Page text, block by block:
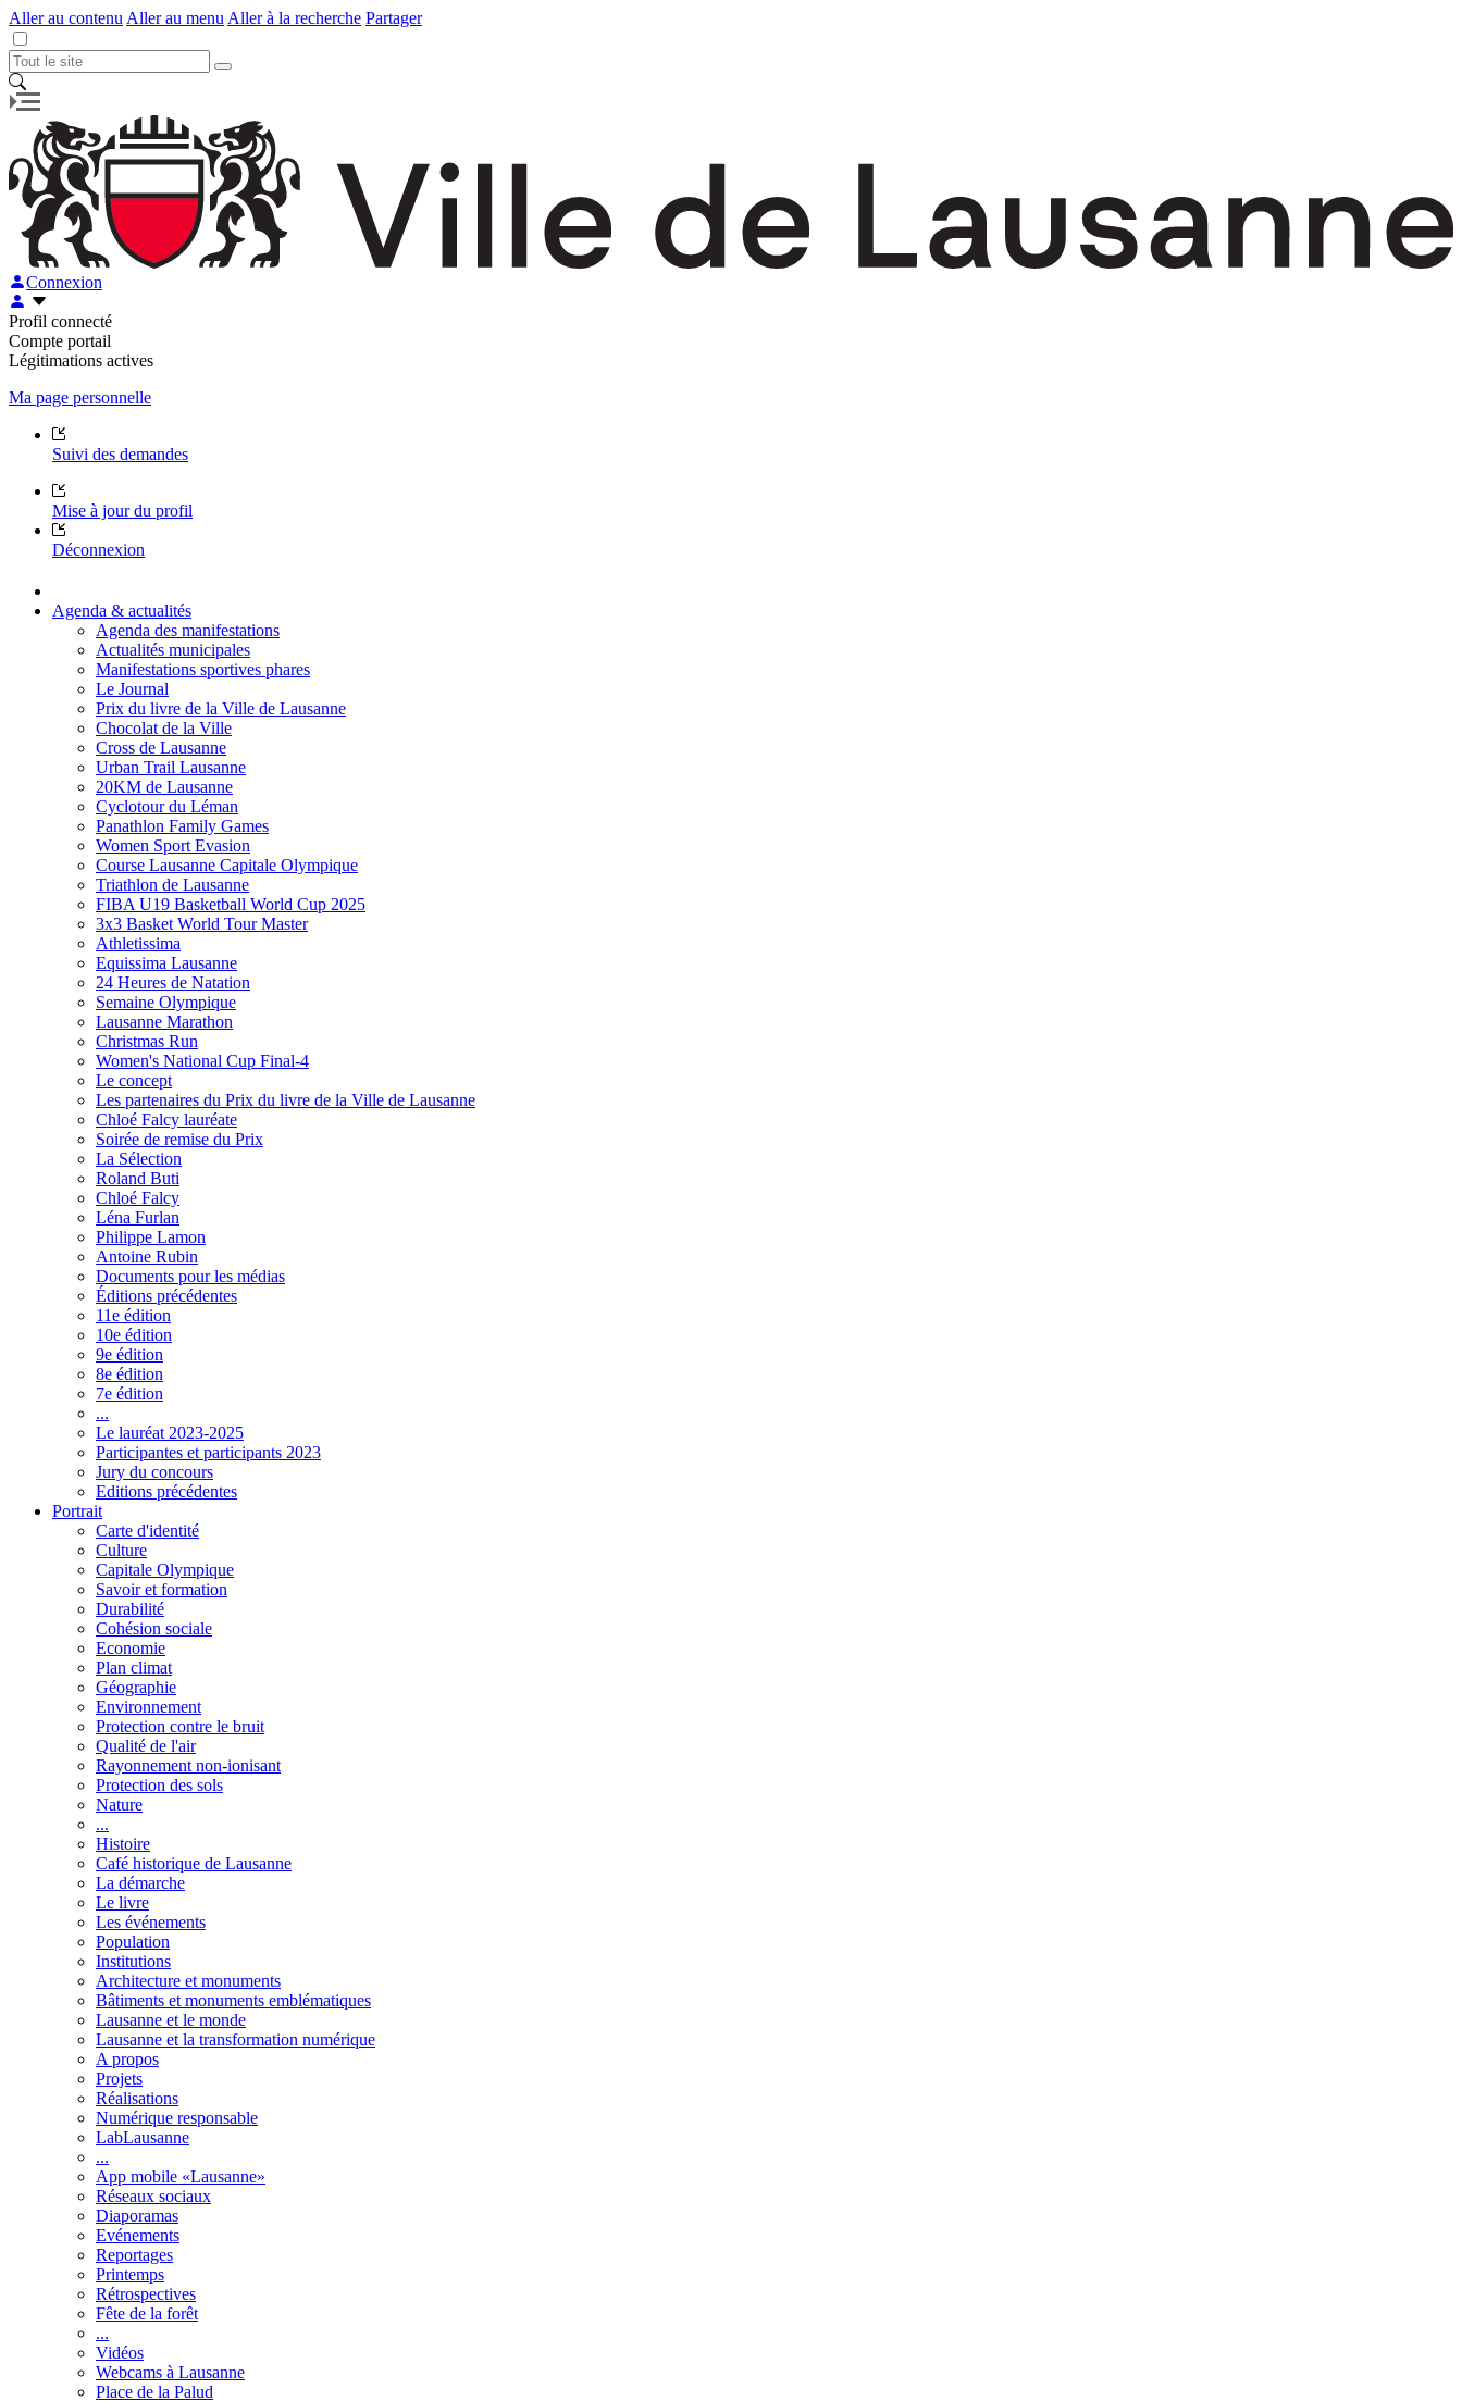
Aller au contenu Aller au menu Aller à la recherche Partager
Connexion
Profil connecté
Compte portail
Légitimations actives
Ma page personnelle
Suivi des demandes
Mise à jour du profil
Déconnexion
Agenda & actualités
Agenda des manifestations
Actualités municipales
Manifestations sportives phares
Le Journal
Prix du livre de la Ville de Lausanne
Chocolat de la Ville
Cross de Lausanne
Urban Trail Lausanne
20KM de Lausanne
Cyclotour du Léman
Panathlon Family Games
Women Sport Evasion
Course Lausanne Capitale Olympique
Triathlon de Lausanne
FIBA U19 Basketball World Cup 2025
3x3 Basket World Tour Master
Athletissima
Equissima Lausanne
24 Heures de Natation
Semaine Olympique
Lausanne Marathon
Christmas Run
Women's National Cup Final-4
Le concept
Les partenaires du Prix du livre de la Ville de Lausanne
Chloé Falcy lauréate
Soirée de remise du Prix
La Sélection
Roland Buti
Chloé Falcy
Léna Furlan
Philippe Lamon
Antoine Rubin
Documents pour les médias
Éditions précédentes
11e édition
10e édition
9e édition
8e édition
7e édition
...
Le lauréat 2023-2025
Participantes et participants 2023
Jury du concours
Editions précédentes
Portrait
Carte d'identité
Culture
Capitale Olympique
Savoir et formation
Durabilité
Cohésion sociale
Economie
Plan climat
Géographie
Environnement
Protection contre le bruit
Qualité de l'air
Rayonnement non-ionisant
Protection des sols
Nature
...
Histoire
Café historique de Lausanne
La démarche
Le livre
Les événements
Population
Institutions
Architecture et monuments
Bâtiments et monuments emblématiques
Lausanne et le monde
Lausanne et la transformation numérique
A propos
Projets
Réalisations
Numérique responsable
LabLausanne
...
App mobile «Lausanne»
Réseaux sociaux
Diaporamas
Evénements
Reportages
Printemps
Rétrospectives
Fête de la forêt
...
Vidéos
Webcams à Lausanne
Place de la Palud